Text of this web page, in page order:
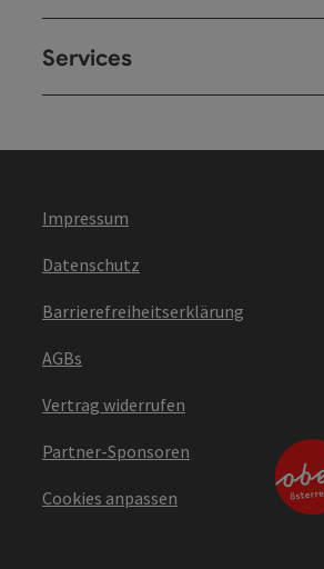
Services
Impressum
Datenschutz
Barrierefreiheitserklärung
AGBs
Vertrag widerrufen
Partner-Sponsoren
Cookies anpassen